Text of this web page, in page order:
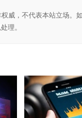
威，不代表本站立场。
理。